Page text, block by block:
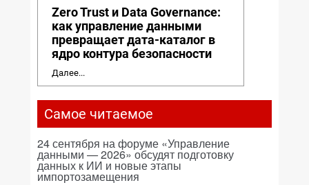
Zero Trust и Data Governance:
как управление данными
превращает дата-каталог в
ядро контура безопасности
Далее...
Самое читаемое
24 сентября на форуме «Управление
данными — 2026» обсудят подготовку
данных к ИИ и новые этапы
импортозамещения